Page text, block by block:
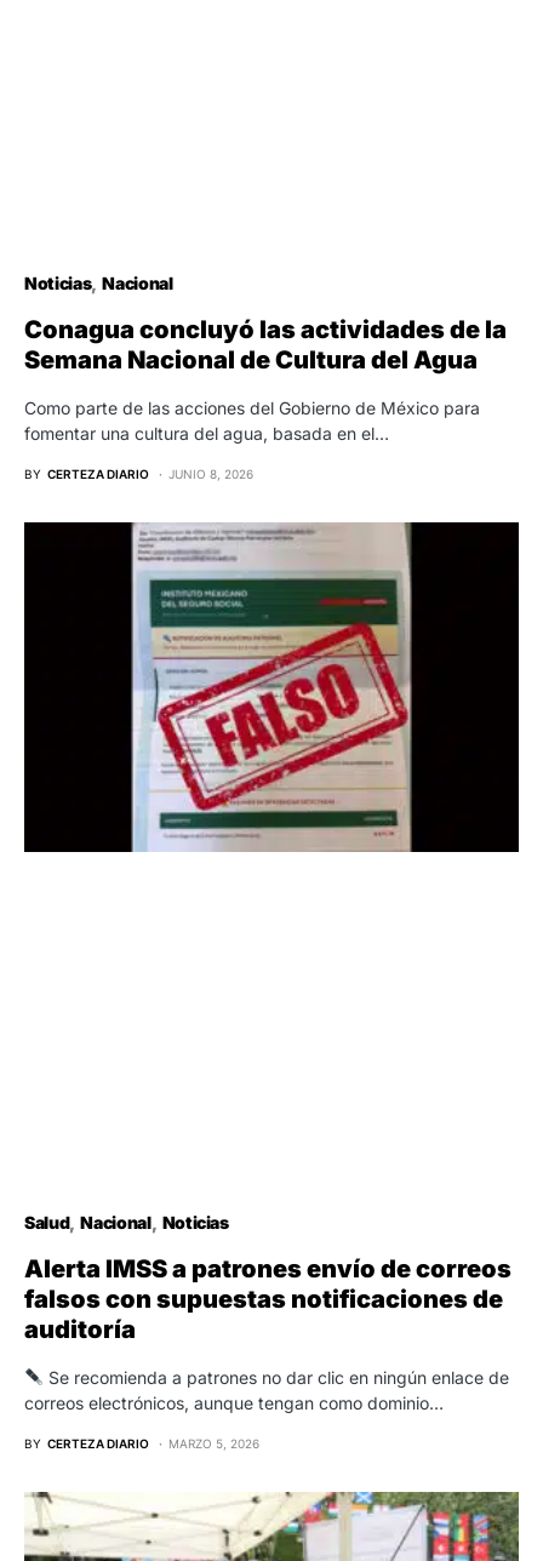
Noticias Nacional
Conagua concluyó las actividades de la
Semana Nacional de Cultura del Agua
Como parte de las acciones del Gobierno de México para
fomentar una cultura del agua, basada en el…
BY CERTEZA DIARIO JUNIO 8, 2026
Salud Nacional Noticias
Alerta IMSS a patrones envío de correos
falsos con supuestas notificaciones de
auditoría
Se recomienda a patrones no dar clic en ningún enlace de
correos electrónicos, aunque tengan como dominio…
BY CERTEZA DIARIO MARZO 5, 2026